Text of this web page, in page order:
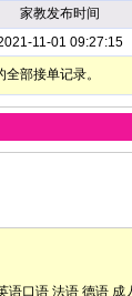
家教发布时间
11-01 09:27:15
部接单记录。
语口语 法语 德语 成